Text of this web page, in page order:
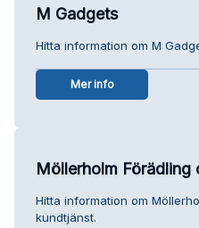
M Gadgets
Hitta information om M
Mer info
Möllerholm Förädling
Hitta information om
kundtjänst.